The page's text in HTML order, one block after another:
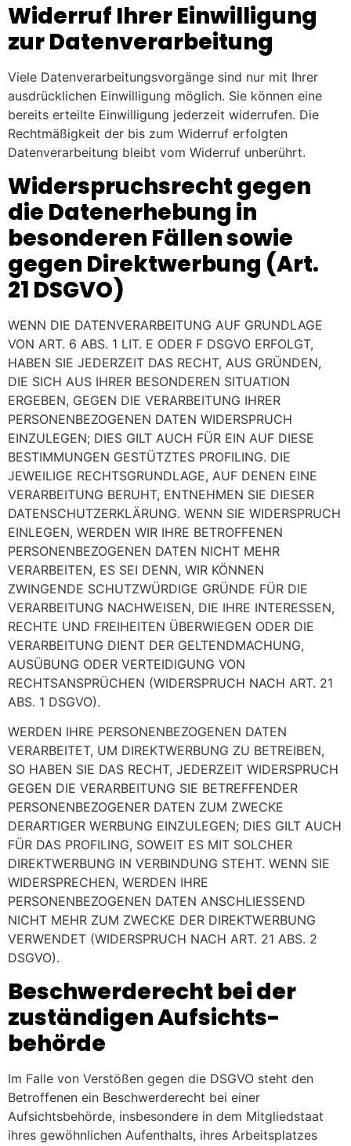
Widerruf Ihrer Einwilligung
zur Datenverarbeitung
Viele Datenverarbeitungsvorgänge sind nur mit Ihrer
ausdrücklichen Einwilligung möglich. Sie können eine
bereits erteilte Einwilligung jederzeit widerrufen. Die
Rechtmäßigkeit der bis zum Widerruf erfolgten
Datenverarbeitung bleibt vom Widerruf unberührt.
Widerspruchsrecht gegen
die Datenerhebung in
besonderen Fällen sowie
gegen Direktwerbung (Art.
21 DSGVO)
WENN DIE DATENVERARBEITUNG AUF GRUNDLAGE
VON ART. 6 ABS. 1 LIT. E ODER F DSGVO ERFOLGT,
HABEN SIE JEDERZEIT DAS RECHT, AUS GRÜNDEN,
DIE SICH AUS IHRER BESONDEREN SITUATION
ERGEBEN, GEGEN DIE VERARBEITUNG IHRER
PERSONENBEZOGENEN DATEN WIDERSPRUCH
EINZULEGEN; DIES GILT AUCH FÜR EIN AUF DIESE
BESTIMMUNGEN GESTÜTZTES PROFILING. DIE
JEWEILIGE RECHTSGRUNDLAGE, AUF DENEN EINE
VERARBEITUNG BERUHT, ENTNEHMEN SIE DIESER
DATENSCHUTZERKLÄRUNG. WENN SIE WIDERSPRUCH
EINLEGEN, WERDEN WIR IHRE BETROFFENEN
PERSONENBEZOGENEN DATEN NICHT MEHR
VERARBEITEN, ES SEI DENN, WIR KÖNNEN
ZWINGENDE SCHUTZWÜRDIGE GRÜNDE FÜR DIE
VERARBEITUNG NACHWEISEN, DIE IHRE INTERESSEN,
RECHTE UND FREIHEITEN ÜBERWIEGEN ODER DIE
VERARBEITUNG DIENT DER GELTENDMACHUNG,
AUSÜBUNG ODER VERTEIDIGUNG VON
RECHTSANSPRÜCHEN (WIDERSPRUCH NACH ART. 21
ABS. 1 DSGVO).
WERDEN IHRE PERSONENBEZOGENEN DATEN
VERARBEITET, UM DIREKTWERBUNG ZU BETREIBEN,
SO HABEN SIE DAS RECHT, JEDERZEIT WIDERSPRUCH
GEGEN DIE VERARBEITUNG SIE BETREFFENDER
PERSONENBEZOGENER DATEN ZUM ZWECKE
DERARTIGER WERBUNG EINZULEGEN; DIES GILT AUCH
FÜR DAS PROFILING, SOWEIT ES MIT SOLCHER
DIREKTWERBUNG IN VERBINDUNG STEHT. WENN SIE
WIDERSPRECHEN, WERDEN IHRE
PERSONENBEZOGENEN DATEN ANSCHLIESSEND
NICHT MEHR ZUM ZWECKE DER DIREKTWERBUNG
VERWENDET (WIDERSPRUCH NACH ART. 21 ABS. 2
DSGVO).
Beschwerde­recht bei der
zuständigen Aufsichts­
behörde
Im Falle von Verstößen gegen die DSGVO steht den
Betroffenen ein Beschwerderecht bei einer
Aufsichtsbehörde, insbesondere in dem Mitgliedstaat
ihres gewöhnlichen Aufenthalts, ihres Arbeitsplatzes